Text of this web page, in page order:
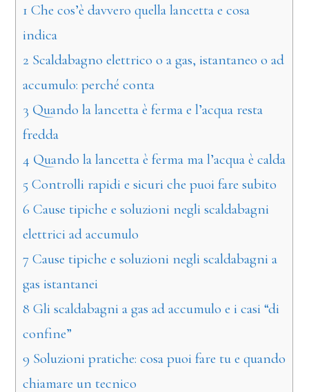
1 Che cos’è davvero quella lancetta e cosa
indica
2 Scaldabagno elettrico o a gas, istantaneo o ad
accumulo: perché conta
3 Quando la lancetta è ferma e l’acqua resta
fredda
4 Quando la lancetta è ferma ma l’acqua è calda
5 Controlli rapidi e sicuri che puoi fare subito
6 Cause tipiche e soluzioni negli scaldabagni
elettrici ad accumulo
7 Cause tipiche e soluzioni negli scaldabagni a
gas istantanei
8 Gli scaldabagni a gas ad accumulo e i casi “di
confine”
9 Soluzioni pratiche: cosa puoi fare tu e quando
chiamare un tecnico